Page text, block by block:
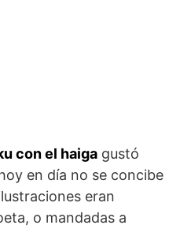
con el haiga gustó
en día no se concibe
eran
o mandadas a